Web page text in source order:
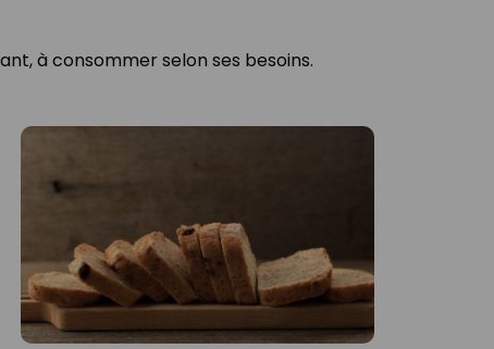
à consommer selon ses besoins.